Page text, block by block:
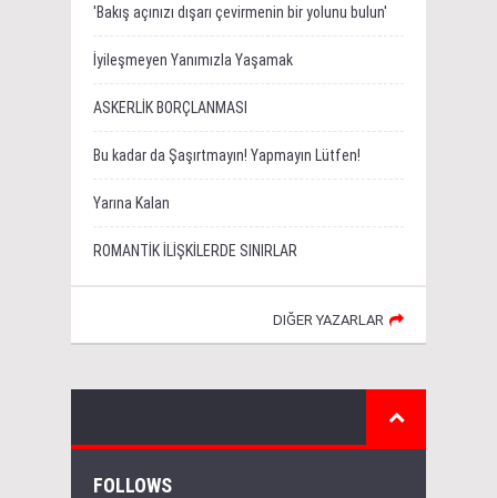
'Bakış açınızı dışarı çevirmenin bir yolunu bulun'
İyileşmeyen Yanımızla Yaşamak
ASKERLİK BORÇLANMASI
Bu kadar da Şaşırtmayın! Yapmayın Lütfen!
Yarına Kalan
ROMANTİK İLİŞKİLERDE SINIRLAR
DIĞER YAZARLAR
FOLLOWS